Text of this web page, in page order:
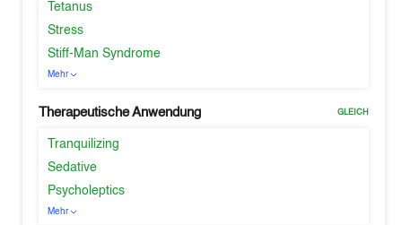
Tetanus
Stress
Stiff-Man Syndrome
Mehr
Therapeutische Anwendung GLEICH
Tranquilizing
Sedative
Psycholeptics
Mehr